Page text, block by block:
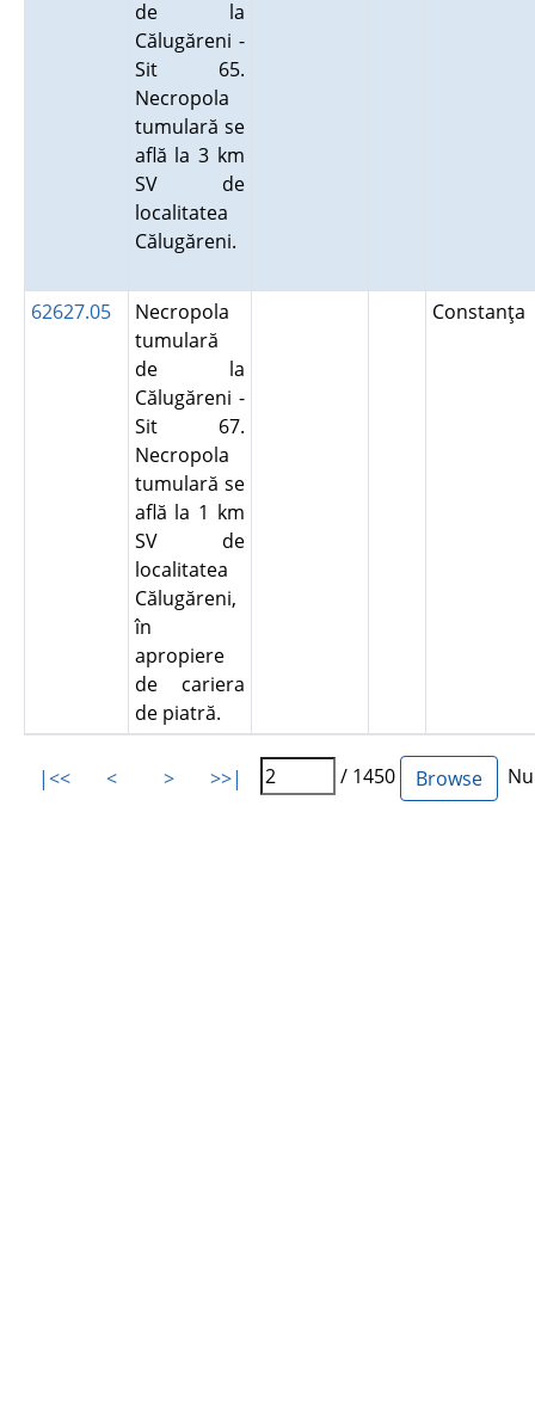
de la
Călugăreni -
Sit 65.
Necropola
tumulară se
află la 3 km
SV de
localitatea
Călugăreni.
62627.05
Necropola
tumulară
de la
Călugăreni -
Sit 67.
Necropola
tumulară se
află la 1 km
SV de
localitatea
Călugăreni,
în
apropiere
de cariera
de piatră.
Constanţa
|<< < > >>| / 1450